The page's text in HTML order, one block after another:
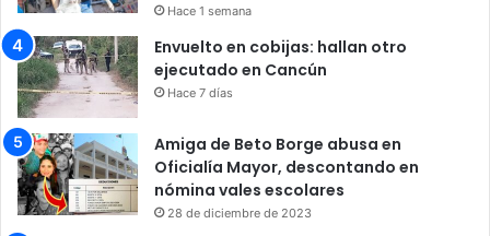
Hace 1 semana
Envuelto en cobijas: hallan otro
ejecutado en Cancún
Hace 7 días
Amiga de Beto Borge abusa en
Oficialía Mayor, descontando en
nómina vales escolares
28 de diciembre de 2023